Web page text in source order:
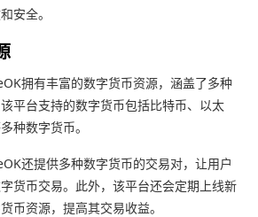
安全。
拥有丰富的数字货币资源，涵盖了多种
平台支持的数字货币包括比特币、以太
种数字货币。
还提供多种数字货币的交易对，让用户
货币交易。此外，该平台还会定期上线新
币资源，提高其交易收益。